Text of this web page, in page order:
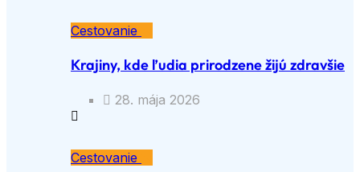
Cestovanie
Krajiny, kde ľudia prirodzene žijú zdravšie
28. mája 2026
Cestovanie